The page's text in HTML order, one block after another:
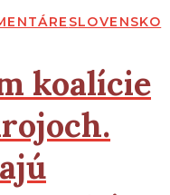
SLOVENSKO
koalície